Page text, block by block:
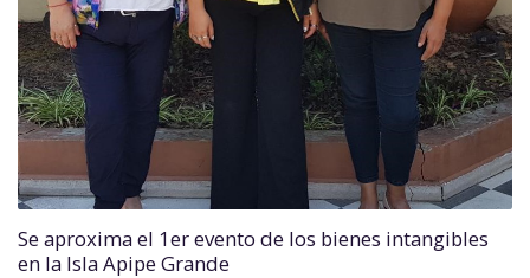
Se aproxima el 1er evento de los bienes intangibles
en la Isla Apipe Grande